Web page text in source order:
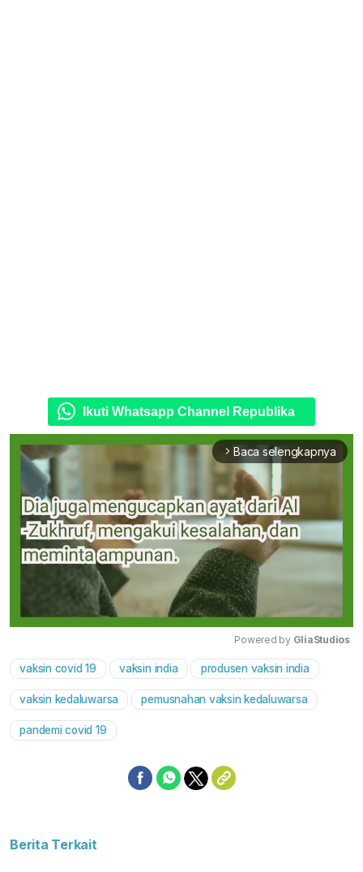
Ikuti Whatsapp Channel Republika
arrow_forward_ios Baca selengkapnya
Mute
Powered by GliaStudios
vaksin covid 19 vaksin india produsen vaksin india
vaksin kedaluwarsa pemusnahan vaksin kedaluwarsa
pandemi covid 19
Berita Terkait